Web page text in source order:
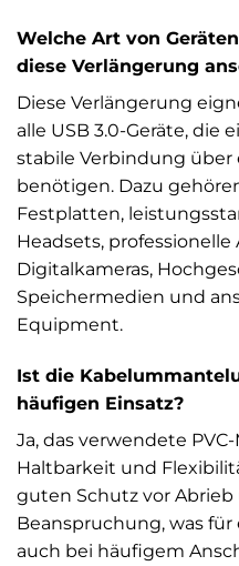
Welche Art von
diese Verlängerung
Diese Verlängerung
alle USB 3.0-Geräte, die
stabile Verbindung über
benötigen. Dazu
Festplatten,
Headsets,
Digitalkameras,
Speichermedien und
Equipment.
Ist die
häufigen Einsatz?
Ja, das verwendete
Haltbarkeit und
guten Schutz vor
Beanspruchung, was
auch bei häufigem